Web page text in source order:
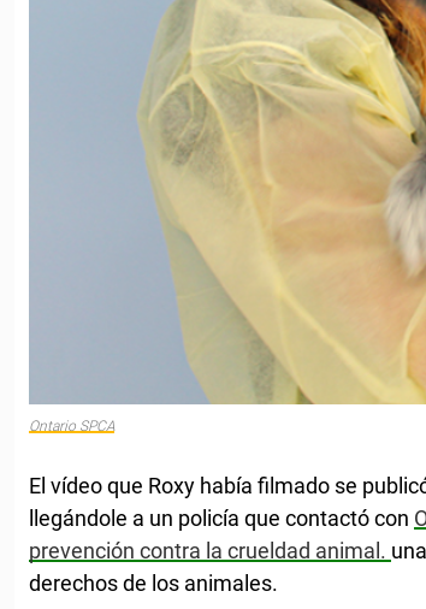
Ontario SPCA
El vídeo que Roxy había filmado se
llegándole a un policía que contactó con
prevención contra la crueldad animal.
derechos de los animales.